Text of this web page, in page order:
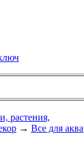
растения,
→ Все для